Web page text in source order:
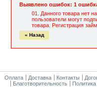
Выявлено ошибок: 1
Данного товара нет
пользователи могут
товара. Регистрация
« Назад
Оплата Доставка Контакты
Благотворительность